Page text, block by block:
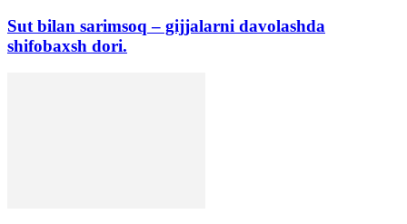
Sut bilan sarimsoq – gijjalarni davolashda
shifobaxsh dori.